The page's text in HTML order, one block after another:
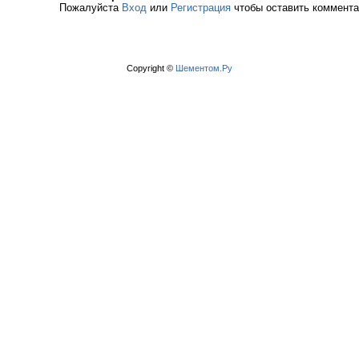
Пожалуйста Вход или Регистрация чтобы оставить
Copyright © Шементом.Ру